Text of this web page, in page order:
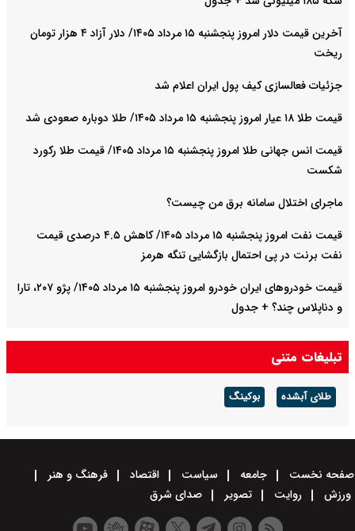
آخرین قیمت دلار امروز پنجشنبه ۱۵ مرداد ۱۴۰۵/ دلار آزاد ۴ هزار تومان
ریخت
جزئیات فعالسازی کیف پول ایران اعلام شد
قیمت طلا ۱۸ عیار امروز پنجشنبه ۱۵ مرداد ۱۴۰۵/ طلا دوباره صعودی شد
قیمت انس جهانی طلا امروز پنجشنبه ۱۵ مرداد ۱۴۰۵/ قیمت طلا رکورد
شکست
ماجرای اختلال سامانه برق من چیست؟
قیمت نفت امروز پنجشنبه ۱۵ مرداد ۱۴۰۵/ کاهش ۴.۵ درصدی قیمت
نفت برنت در پی احتمال بازگشایی تنگه هرمز
قیمت خودرو‌های ایران خودرو امروز پنجشنبه ۱۵ مرداد ۱۴۰۵/ پژو ۲۰۷، تارا
و دناپلاس چند؟ + جدول
قیمت خودرو‌های سایپا امروز پنجشنبه ۱۵ مرداد ۱۴۰۵/ شاهین، کوییک و
ساینا چند قیمت خورد؟+ جدول
تبلیغات متنی
طلای آبشده بوکینگ
صفحه نخست جامعه سیاست اقتصاد
فرهنگ و هنر
ورزش
روایت تصویر صدای شرق